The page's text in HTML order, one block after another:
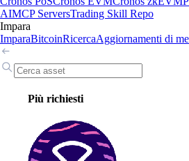
AIMCP ServersTrading Skill Repo
Impara
ImparaBitcoinRicercaAggiornamenti di
Più richiesti